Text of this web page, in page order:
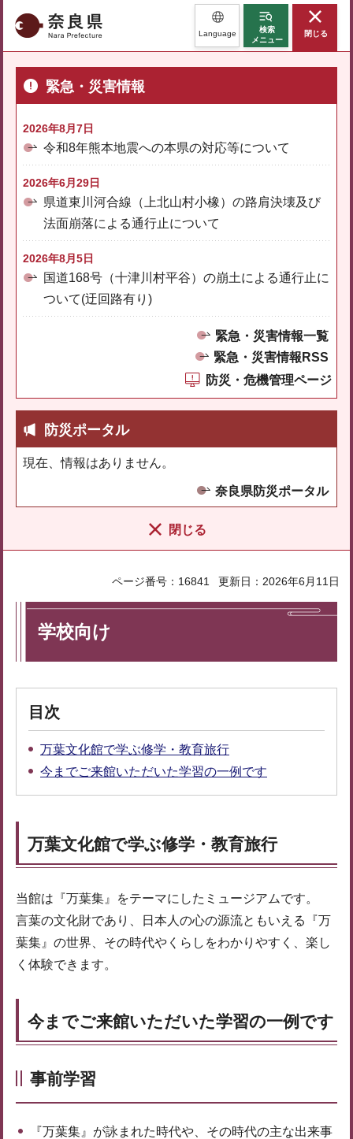
奈良県 Language
検索
メニュー
閉じる
緊急・災害情報
2026年8月7日
令和8年熊本地震への本県の対応等について
2026年6月29日
県道東川河合線（上北山村小橡）の路肩決壊及び
法面崩落による通行止について
2026年8月5日
国道168号（十津川村平谷）の崩土による通行止に
ついて(迂回路有り)
緊急・災害情報一覧
緊急・災害情報RSS
防災・危機管理ページ
防災ポータル
現在、情報はありません。
奈良県防災ポータル
閉じる
ページ番号：16841 更新日：2026年6月11日
学校向け
目次
万葉文化館で学ぶ修学・教育旅行
今までご来館いただいた学習の一例です
万葉文化館で学ぶ修学・教育旅行
当館は『万葉集』をテーマにしたミュージアムです。
言葉の文化財であり、日本人の心の源流ともいえる『万
葉集』の世界、その時代やくらしをわかりやすく、楽し
く体験できます。
今までご来館いただいた学習の一例です
事前学習
『万葉集』が詠まれた時代や、その時代の主な出来事